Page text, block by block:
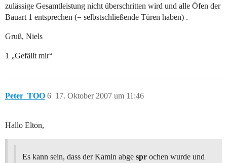
zulässige Gesamtleistung nicht überschritten wird und alle Öfen der
Bauart 1 entsprechen (= selbstschließende Türen haben) .
Gruß, Niels
1 „Gefällt mir“
Peter_TOO 17. Oktober 2007 um 11:46
6
Hallo Elton,
Es kann sein, dass der Kamin abge spr ochen wurde und